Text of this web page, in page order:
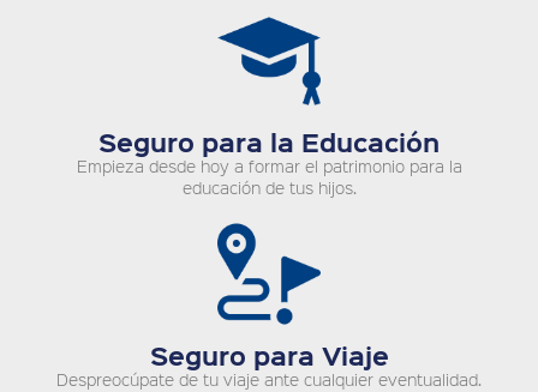
Seguro para la Educación
Empieza desde hoy a formar el patrimonio para la
educación de tus hijos.
Seguro para Viaje
Despreocúpate de tu viaje ante cualquier eventualidad.